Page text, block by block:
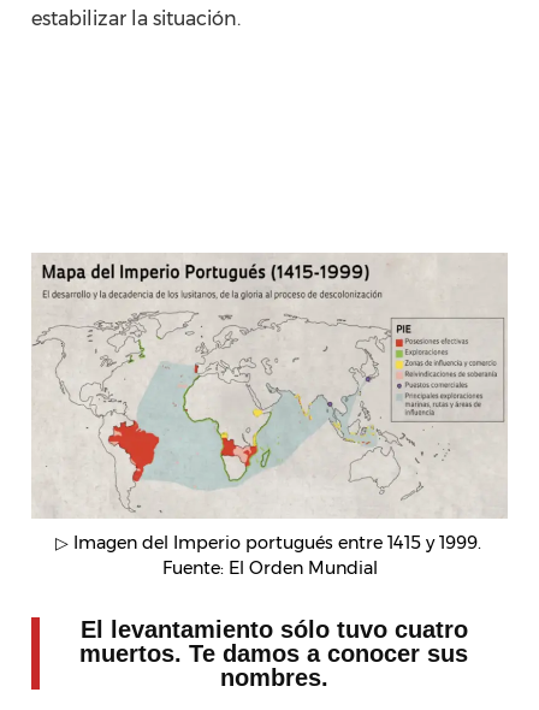
estabilizar la situación.
▷ Imagen del Imperio portugués entre 1415 y 1999.
Fuente: El Orden Mundial
El levantamiento sólo tuvo cuatro
muertos. Te damos a conocer sus
nombres.